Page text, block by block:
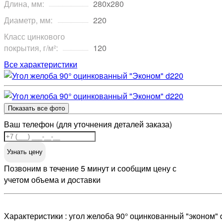
Длина, мм:
280х280
Диаметр, мм:
220
Класс цинкового
покрытия, г/м²:
120
Все характеристики
Показать все фото
Ваш телефон (для уточнения деталей заказа)
Узнать цену
Позвоним в течение 5 минут и сообщим цену с
учетом объема и доставки
Характеристики : угол желоба 90° оцинкованный "эконом"